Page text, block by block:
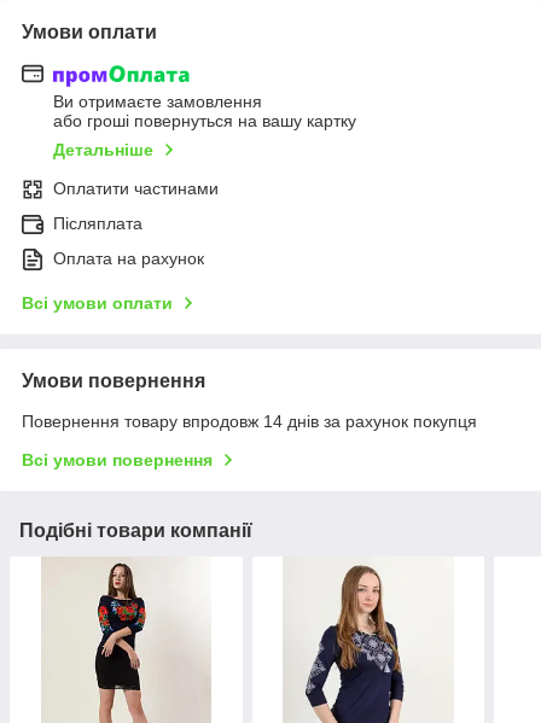
Умови оплати
Ви отримаєте замовлення
або гроші повернуться на вашу картку
Детальніше
Оплатити частинами
Післяплата
Оплата на рахунок
Всі умови оплати
Умови повернення
Повернення товару впродовж 14 днів за рахунок покупця
Всі умови повернення
Подібні товари компанії